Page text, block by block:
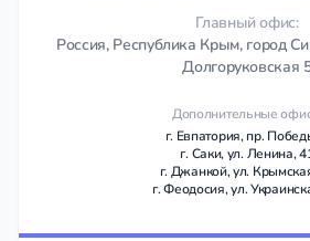
Главный офис:
Россия, Республика Крым, город
Долгоруковская
Дополнительные
г. Евпатория, пр.
г. Саки, ул. Ленина,
г. Джанкой, ул.
г. Феодосия, ул.